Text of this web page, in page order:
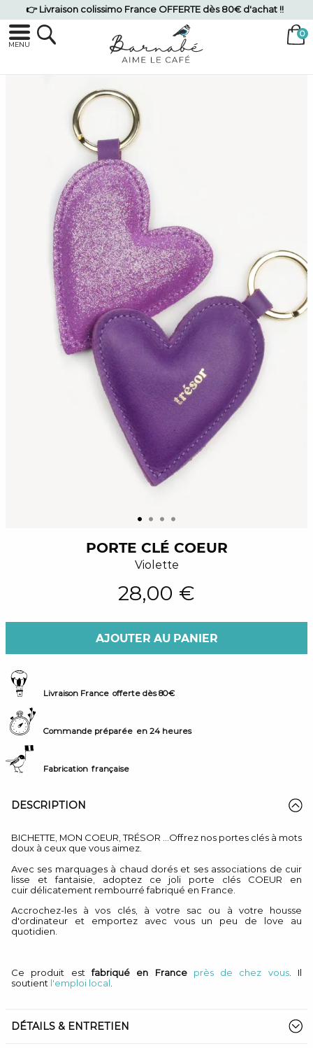
👉 Livraison colissimo France OFFERTE dès 80€ d'achat !!
MENU
PORTE CLÉ COEUR
Violette
28,00 €
AJOUTER AU PANIER
Livraison France offerte dès 80€
Commande préparée en 24 heures
Fabrication française
DESCRIPTION
BICHETTE, MON COEUR, TRÉSOR ...Offrez nos portes clés à mots
doux à ceux que vous aimez.
Avec ses marquages à chaud dorés et ses associations de cuir
lisse et fantaisie, adoptez ce joli porte clés COEUR en
cuir délicatement rembourré fabriqué en France.
Accrochez-les à vos clés, à votre sac ou à votre housse
d'ordinateur et emportez avec vous un peu de love au
quotidien.
Ce produit estfabriqué en France près de chez vous. Il
soutient l'emploi local
DÉTAILS & ENTRETIEN